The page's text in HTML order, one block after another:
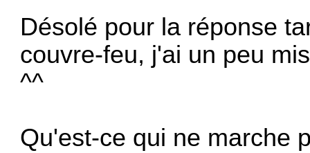
Désolé pour la réponse
couvre-feu, j'ai un peu
^^
Qu'est-ce qui ne marche